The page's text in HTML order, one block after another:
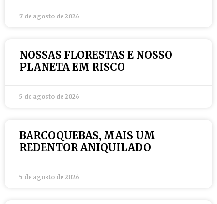
7 de agosto de 2026
NOSSAS FLORESTAS E NOSSO
PLANETA EM RISCO
5 de agosto de 2026
BARCOQUEBAS, MAIS UM
REDENTOR ANIQUILADO
5 de agosto de 2026